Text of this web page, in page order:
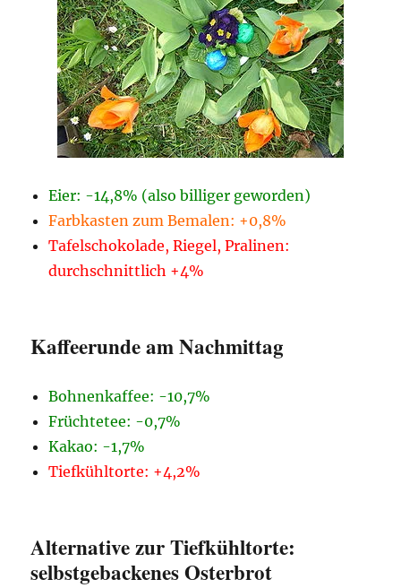
Eier: -14,8% (also billiger geworden)
Farbkasten zum Bemalen: +0,8%
Tafelschokolade, Riegel, Pralinen:
durchschnittlich +4%
Kaffeerunde am Nachmittag
Bohnenkaffee: -10,7%
Früchtetee: -0,7%
Kakao: -1,7%
Tiefkühltorte: +4,2%
Alternative zur Tiefkühltorte:
selbstgebackenes Osterbrot